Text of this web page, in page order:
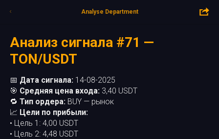
Analyse Department
Анализ сигнала #71 —
TON/USDT
📅 Дата сигнала: 14-08-2025
🎯 Средняя цена входа: 3,40 USDT
🔁 Тип ордера: BUY — рынок
📈 Цели по прибыли:
• Цель 1: 4,00 USDT
• Цель 2: 4,48 USDT